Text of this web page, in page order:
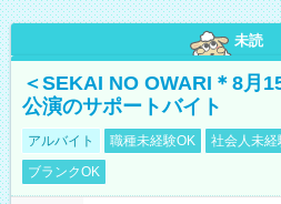
未読
＜SEKAI NO OWARI＊8月
公演のサポートバイト
アルバイト 職種未経験OK 社会人未経
ブランクOK